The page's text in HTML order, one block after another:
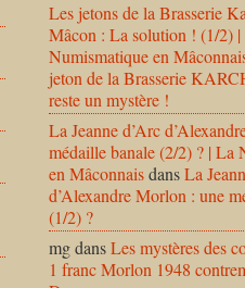
Les jetons de la Brasserie
Mâcon : La solution ! (1/2) |
Numismatique en
jeton de la Brasserie
reste un mystère !
La Jeanne d’Arc
médaille banale (2/2) ? | La
en MâconnaisdansLa
d’Alexandre Morlon : une
(1/2) ?
mgdansLes mystères des
1 franc Morlon 1948